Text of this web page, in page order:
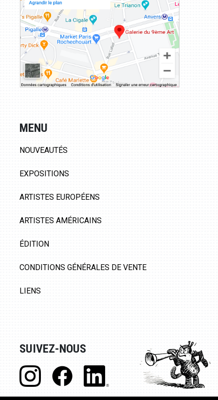
MENU
NOUVEAUTÉS
EXPOSITIONS
ARTISTES EUROPÉENS
ARTISTES AMÉRICAINS
ÉDITION
CONDITIONS GÉNÉRALES DE VENTE
LIENS
SUIVEZ-NOUS